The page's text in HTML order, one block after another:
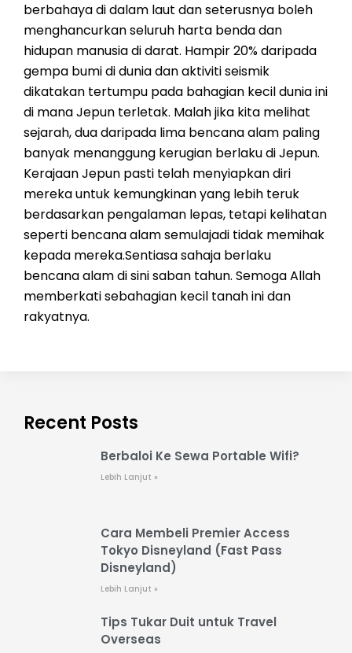
berbahaya di dalam laut dan seterusnya boleh
menghancurkan seluruh harta benda dan
hidupan manusia di darat. Hampir 20% daripada
gempa bumi di dunia dan aktiviti seismik
dikatakan tertumpu pada bahagian kecil dunia ini
di mana Jepun terletak. Malah jika kita melihat
sejarah, dua daripada lima bencana alam paling
banyak menanggung kerugian berlaku di Jepun.
Kerajaan Jepun pasti telah menyiapkan diri
mereka untuk kemungkinan yang lebih teruk
berdasarkan pengalaman lepas, tetapi kelihatan
seperti bencana alam semulajadi tidak memihak
kepada mereka.Sentiasa sahaja berlaku
bencana alam di sini saban tahun. Semoga Allah
memberkati sebahagian kecil tanah ini dan
rakyatnya.
Recent Posts
Berbaloi Ke Sewa Portable Wifi?
Lebih Lanjut »
Cara Membeli Premier Access
Tokyo Disneyland (Fast Pass
Disneyland)
Lebih Lanjut »
Tips Tukar Duit untuk Travel
Overseas